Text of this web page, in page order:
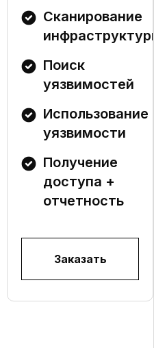
Сканирование
инфраструктуры
Поиск
уязвимостей
Использование
уязвимости
Получение
доступа +
отчетность
Заказать